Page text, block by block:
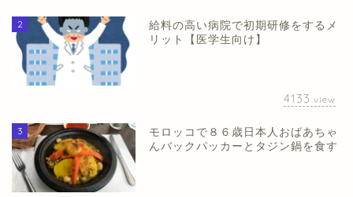
2
給料の高い病院で初期研修をするメ
リット【医学生向け】
4133 view
3
モロッコで８６歳日本人おばあちゃ
んバックパッカーとタジン鍋を食す